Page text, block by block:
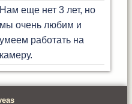
Нам еще нет 3 лет, но
мы очень любим и
умеем работать на
камеру.